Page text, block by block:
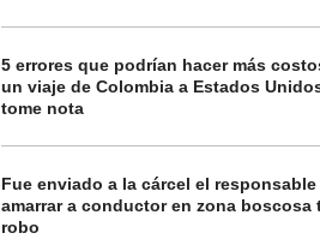
5 errores que podrían hacer más
un viaje de Colombia a Estados
tome nota
Fue enviado a la cárcel el responsable
amarrar a conductor en zona boscosa
robo